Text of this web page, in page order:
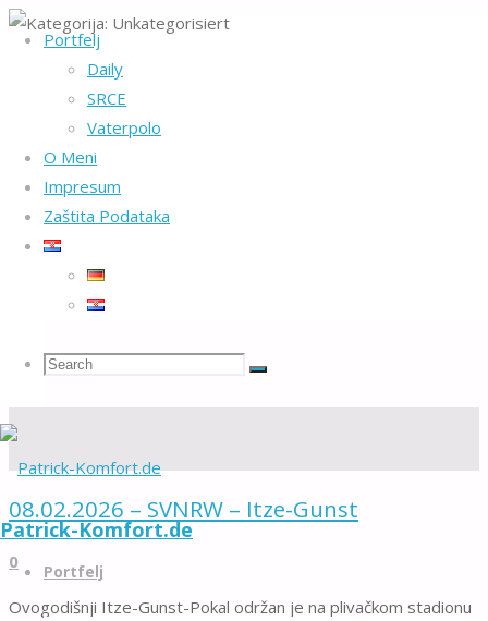
Portfelj
Daily
SRCE
Vaterpolo
O Meni
Impresum
Zaštita Podataka
Search
Search
Search
Patrick-Komfort.de
Skip
to
content
Portfelj
Home
Archive for category "Unkategorisiert"
Kategorija:
Unkategorisiert
08.02.2026 – SVNRW – Itze-Gunst
0
Ovogodišnji Itze-Gunst-Pokal održan je na plivačkom stadionu